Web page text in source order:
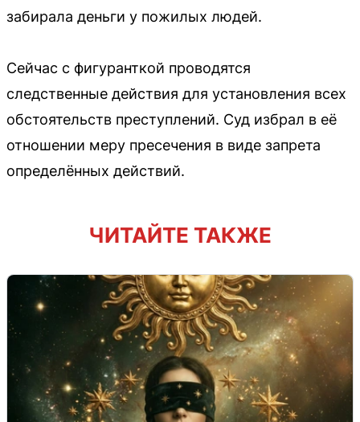
забирала деньги у пожилых людей.
Сейчас с фигуранткой проводятся
следственные действия для установления всех
обстоятельств преступлений. Суд избрал в её
отношении меру пресечения в виде запрета
определённых действий.
ЧИТАЙТЕ ТАКЖЕ